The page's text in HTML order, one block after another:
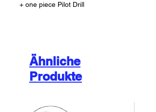
+ one piece Pilot Drill
Ähnliche
Produkte